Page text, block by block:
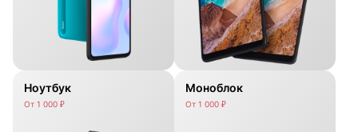
Ноутбук
От 1 000 ₽
Моноблок
От 1 000 ₽